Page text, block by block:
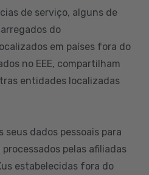
de serviço, alguns de
do
em países fora do
no EEE, compartilham
entidades localizadas
dados pessoais para
processados pelas afiliadas
estabelecidas fora do